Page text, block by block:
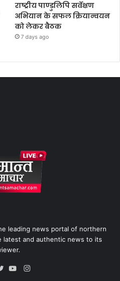
राष्ट्रीय पाण्डुलिपि सर्वेक्षण
अभियान के सफल क्रियान्वयन
को लेकर बैठक
7 days ago
leading news portal of northern
latest and authentic news to its
Instagram